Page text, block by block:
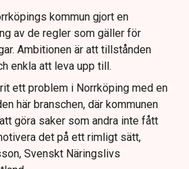
in uteserveringen för
kommun gjort en
av de regler som gäller för
Ambitionen är att tillstånden
enkla att leva upp till.
ett problem i Norrköping med en
här branschen, där kommunen
göra saker som andra inte fått
det på ett rimligt sätt,
Svenskt Näringslivs